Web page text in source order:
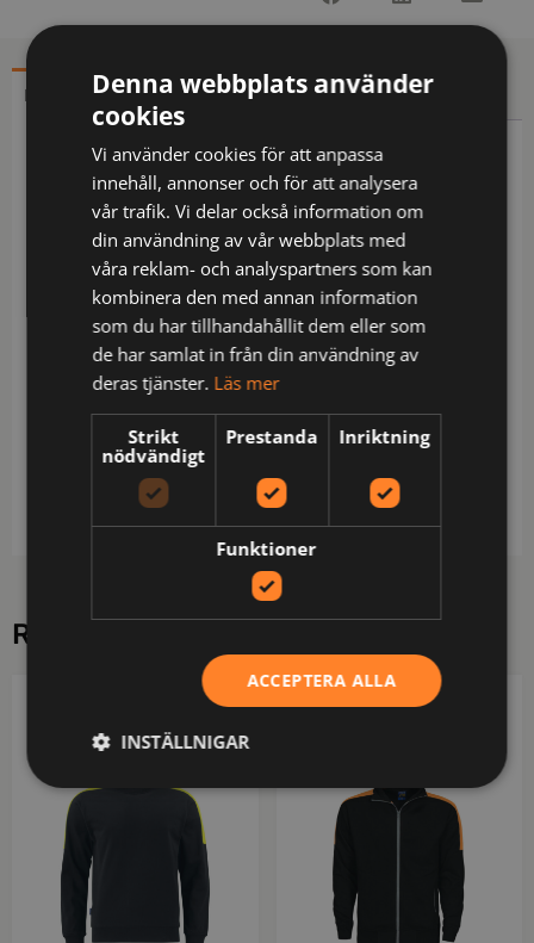
BESKRIVNING YTTERLIGARE INFORMATION
Beskrivning
FAS® bomull / 2 löst hängande CORDURA®-
förstärkta undanstoppningsbara spikfickor fram –
den ena med extra ficka, den andra med 3 mindre
fickor och verktygshällor / 2 framfickor med
öppning från sidan / 2 bakfickor med extra
tygvidd / D-ring / 2 hammarhankar /
Tumstocksficka med pennficka, ficka för verktyg
eller extra kniv, 2 knivknappar och hälla / Benficka
med tryckknapp, telefonficka och extra ficka med
hälla för id-kortshållare / Innerbenlängd 25 cm /
OEKO-TEX® certifierad.
RELATERADE PRODUKTER
PROJOB
Denna webbplats använder
cookies
Vi använder cookies för att anpassa
innehåll, annonser och för att analysera
vår trafik. Vi delar också information om
din användning av vår webbplats med
våra reklam- och analyspartners som kan
kombinera den med annan information
som du har tillhandahållit dem eller som
de har samlat in från din användning av
deras tjänster. Läs mer
Strikt
nödvändigt
Prestanda Inriktning
Funktioner
ACCEPTERA ALLA
INSTÄLLNIGAR